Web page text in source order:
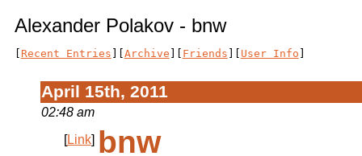
Alexander Polakov - bnw
[ Recent Entries ][Archive ][ Friends ][ User Info ]
April 15th, 2011
02:48 am
[Link] bnw